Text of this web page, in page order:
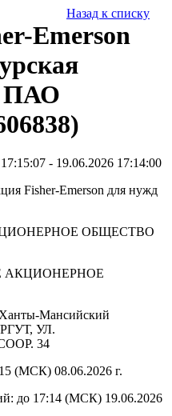
Назад к списку
Emerson
ПАО
- 19.06.2026 17:14:00
Fisher-Emerson для нужд
ОБЩЕСТВО
АКЦИОНЕРНОЕ
Мансийский
УЛ.
34
(МСК) 08.06.2026 г.
до 17:14 (МСК) 19.06.2026